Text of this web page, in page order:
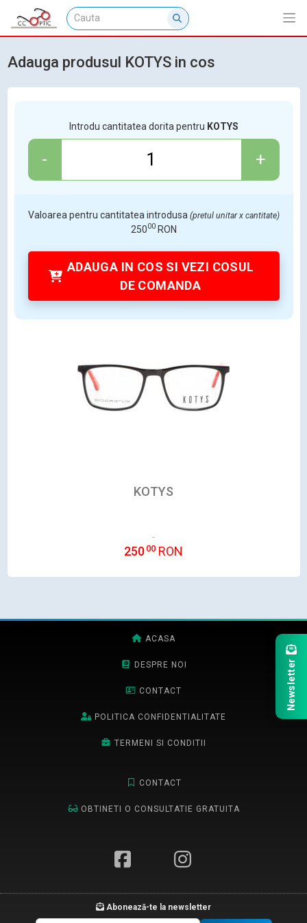
Adauga produsul KOTYS in cos
Introdu cantitatea dorita pentru KOTYS
- +
Valoarea pentru cantitatea introdusa (pretul unitar x cantitate)
25000 RON
ADAUGA IN COS SI VEZI COSUL
DE COMANDA
KOTYS
250 00 RON
ACASA
DESPRE NOI
CONTACT
POLITICA CONFIDENTIALITATE
TERMENI SI CONDITII
CONTACT
OBTINETI O CONSULTATIE GRATUITA
Abonează-te la newsletter
Newsletter